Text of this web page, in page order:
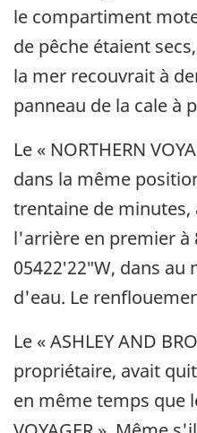
le compartiment
de pêche étaient
la mer recouvrait à
panneau de la cale à
Le « NORTHERN
dans la même
trentaine de minutes,
l'arrière en premier à
05422′22″W, dans
d'eau. Le
Le « ASHLEY AND
propriétaire, avait
en même temps que